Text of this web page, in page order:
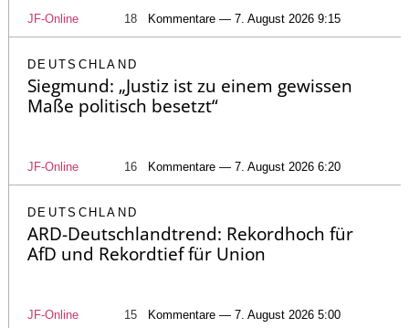
JF-Online 18 Kommentare — 7. August 2026 9:15
DEUTSCHLAND
Siegmund: „Justiz ist zu einem gewissen
Maße politisch besetzt“
JF-Online 16 Kommentare — 7. August 2026 6:20
DEUTSCHLAND
ARD-Deutschlandtrend: Rekordhoch für
AfD und Rekordtief für Union
JF-Online 15 Kommentare — 7. August 2026 5:00